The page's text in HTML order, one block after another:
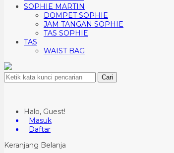
SOPHIE MARTIN
DOMPET SOPHIE
JAM TANGAN SOPHIE
TAS SOPHIE
TAS
WAIST BAG
Cari
Halo, Guest!
Masuk
Daftar
Keranjang Belanja